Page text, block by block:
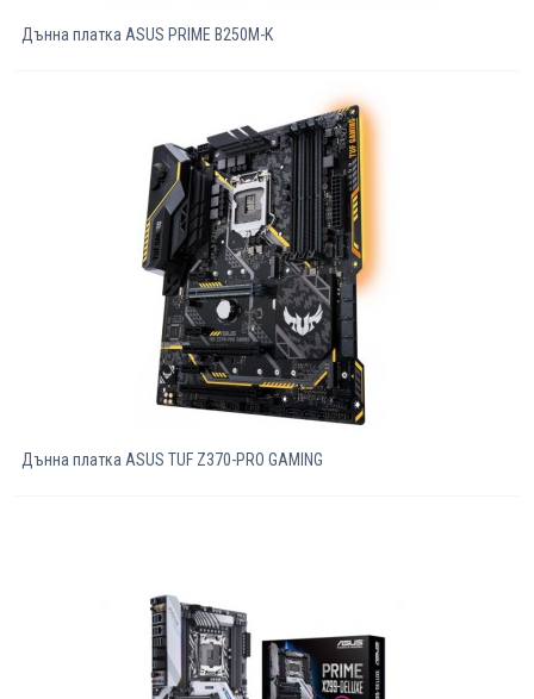
Дънна платка ASUS PRIME B250M-K
Дънна платка ASUS TUF Z370-PRO GAMING